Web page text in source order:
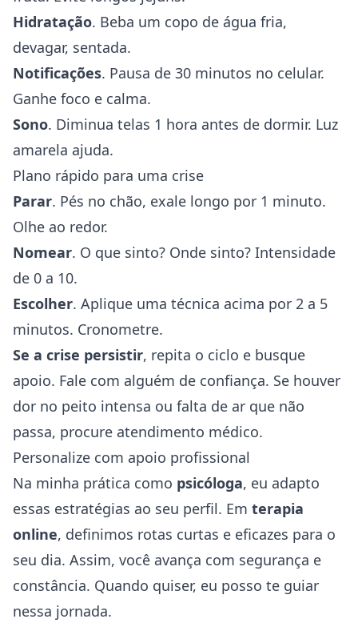
Hidratação. Beba um copo de água fria,
devagar, sentada.
Notificações. Pausa de 30 minutos no celular.
Ganhe foco e calma.
Sono. Diminua telas 1 hora antes de dormir. Luz
amarela ajuda.
Plano rápido para uma crise
Parar. Pés no chão, exale longo por 1 minuto.
Olhe ao redor.
Nomear. O que sinto? Onde sinto? Intensidade
de 0 a 10.
Escolher. Aplique uma técnica acima por 2 a 5
minutos. Cronometre.
Se a crise persistir, repita o ciclo e busque
apoio. Fale com alguém de confiança. Se houver
dor no peito intensa ou falta de ar que não
passa, procure atendimento médico.
Personalize com apoio profissional
Na minha prática como psicóloga, eu adapto
essas estratégias ao seu perfil. Em terapia
online, definimos rotas curtas e eficazes para o
seu dia. Assim, você avança com segurança e
constância. Quando quiser, eu posso te guiar
nessa jornada.